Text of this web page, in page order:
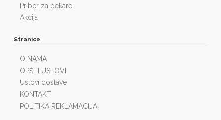
Pribor za pekare
Akcija
Stranice
O NAMA
OPŠTI USLOVI
Uslovi dostave
KONTAKT
POLITIKA REKLAMACIJA